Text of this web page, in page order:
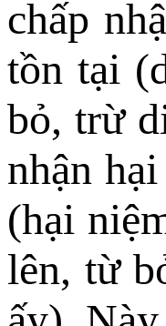
chấp
tồn tại
bỏ, trừ
nhận
(hại
lên, từ